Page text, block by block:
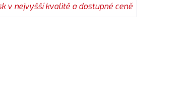
v nejvyšší kvalitě a dostupné ceně